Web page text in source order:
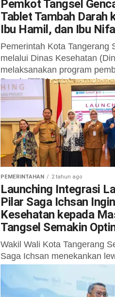
Pemkot Tangsel
Tablet Tambah Darah
Ibu Hamil, dan Ibu
Pemerintah Kota Tangerang
melalui Dinas Kesehatan
melaksanakan program
Darah (TTD) untuk remaja
ibu nifas. Program...
PEMERINTAHAN 2 tahun ago
Launching Integrasi
Pilar Saga Ichsan
Kesehatan kepada
Tangsel Semakin
Wakil Wali Kota Tangerang
Saga Ichsan menekankan
Layanan Primer (ILP)
diberikan kepada
optimal. Hal tersebut...